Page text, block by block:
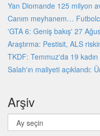
Yan Diomande 125 milyon
Canım meyhanem…
'GTA 6: Geniş bakış' 27
Araştırma: Pestisit, ALS
TKDF: Temmuz'da 19
Salah'ın maliyeti açıklandı:
Arşiv
Arşiv